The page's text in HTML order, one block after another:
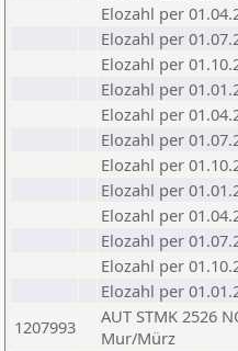
Elozahl per
Elozahl per
Elozahl per
Elozahl per
Elozahl per
Elozahl per
Elozahl per
Elozahl per
Elozahl per
Elozahl per
Elozahl per
Elozahl per
1207993
AUT STMK 2526
Mur/Mürz